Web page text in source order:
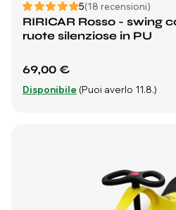
5(18 recensioni)
RIRICAR Rosso - swing
ruote silenziose in PU
69,00 €
Disponibile (Puoi averlo 11.8.)